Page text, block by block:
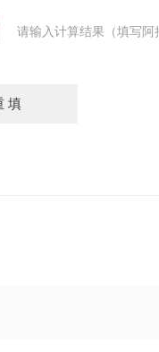
请输入计算结果（填写